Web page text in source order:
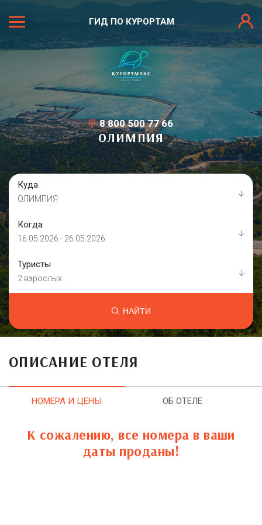
ГИД ПО КУРОРТАМ
8 800 500 77 66
ОЛИМПИЯ
Куда
ОЛИМПИЯ
Когда
16.05.2026 - 26.05.2026
Туристы
2 взрослых
НАЙТИ
ОПИСАНИЕ ОТЕЛЯ
НОМЕРА И ЦЕНЫ ОБ ОТЕЛЕ
К сожалению, все номера в ваши
даты проданы!